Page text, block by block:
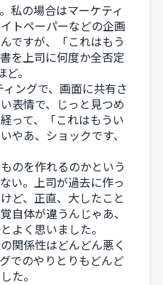
私の場合はマーケティ
トペーパーなどの企画
ですが、「これはもう
を上司に何度か全否定
。
ングで、画面に共有さ
表情で、じっと見つめ
って、「これはもうい
やあ、ショックです、
のを作れるのかという
い。上司が過去に作っ
ど、正直、大したこと
自体が違うんじゃあ、
よく思いました。
関係性はどんどん悪く
でのやりとりもどんど
た。